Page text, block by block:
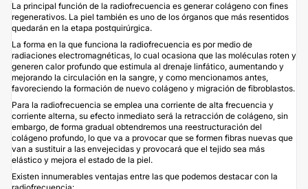
La principal función de la radiofrecuencia es generar colágeno con fines
regenerativos. La piel también es uno de los órganos que más resentidos
quedarán en la etapa postquirúrgica.
La forma en la que funciona la radiofrecuencia es por medio de
radiaciones electromagnéticas, lo cual ocasiona que las moléculas roten y
generen calor profundo que estimula al drenaje linfático, aumentando y
mejorando la circulación en la sangre, y como mencionamos antes,
favoreciendo la formación de nuevo colágeno y migración de fibroblastos.
Para la radiofrecuencia se emplea una corriente de alta frecuencia y
corriente alterna, su efecto inmediato será la retracción de colágeno, sin
embargo, de forma gradual obtendremos una reestructuración del
colágeno profundo, lo que va a provocar que se formen fibras nuevas que
van a sustituir a las envejecidas y provocará que el tejido sea más
elástico y mejora el estado de la piel.
Existen innumerables ventajas entre las que podemos destacar con la